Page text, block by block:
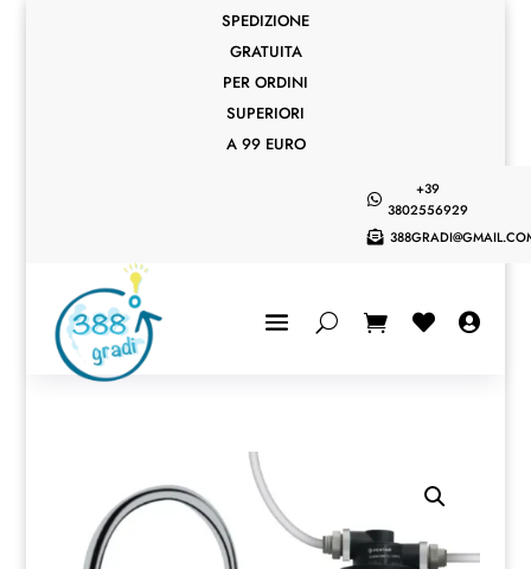
SPEDIZIONE
GRATUITA
PER ORDINI
SUPERIORI
A 99 EURO

+39
3802556929

 